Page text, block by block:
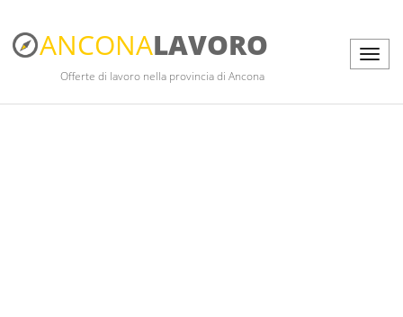
ANCONALAVORO
Offerte di lavoro nella provincia di Ancona